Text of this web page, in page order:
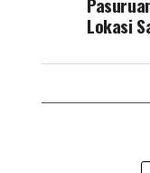
Lokasi